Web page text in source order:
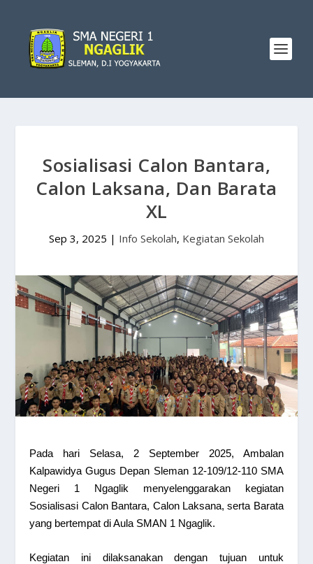
Sosialisasi Calon Bantara,
Calon Laksana, Dan Barata
XL
Sep 3, 2025 | Info Sekolah, Kegiatan Sekolah
Pada hari Selasa, 2 September 2025, Ambalan
Kalpawidya Gugus Depan Sleman 12-109/12-110 SMA
Negeri 1 Ngaglik menyelenggarakan kegiatan
Sosialisasi Calon Bantara, Calon Laksana, serta Barata
yang bertempat di Aula SMAN 1 Ngaglik.
Kegiatan ini dilaksanakan dengan tujuan untuk